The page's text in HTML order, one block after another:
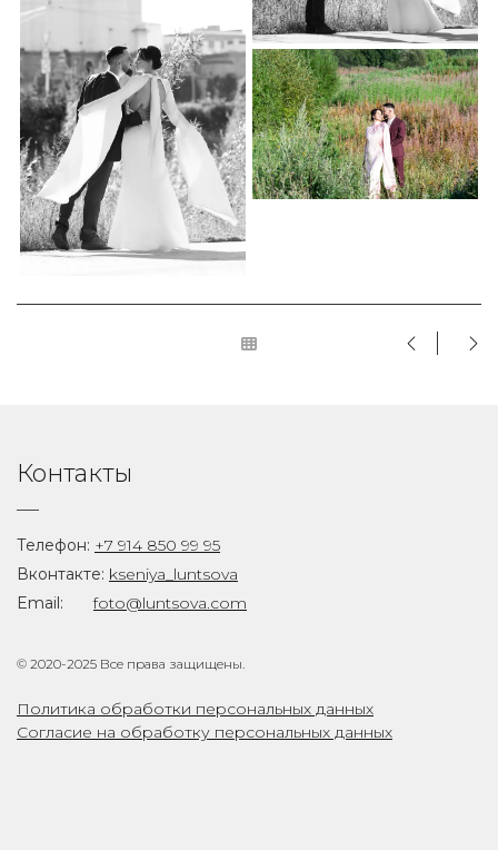
Контакты
Телефон: +7 914 850 99 95
Вконтакте: kseniya_luntsova
Email:
foto@luntsova.com
© 2020-2025 Все права защищены.
Политика обработки персональных данных
Согласие на обработку персональных данных